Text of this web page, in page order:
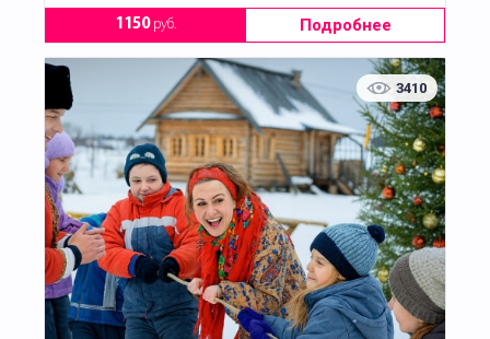
1150руб. Подробнее
3410